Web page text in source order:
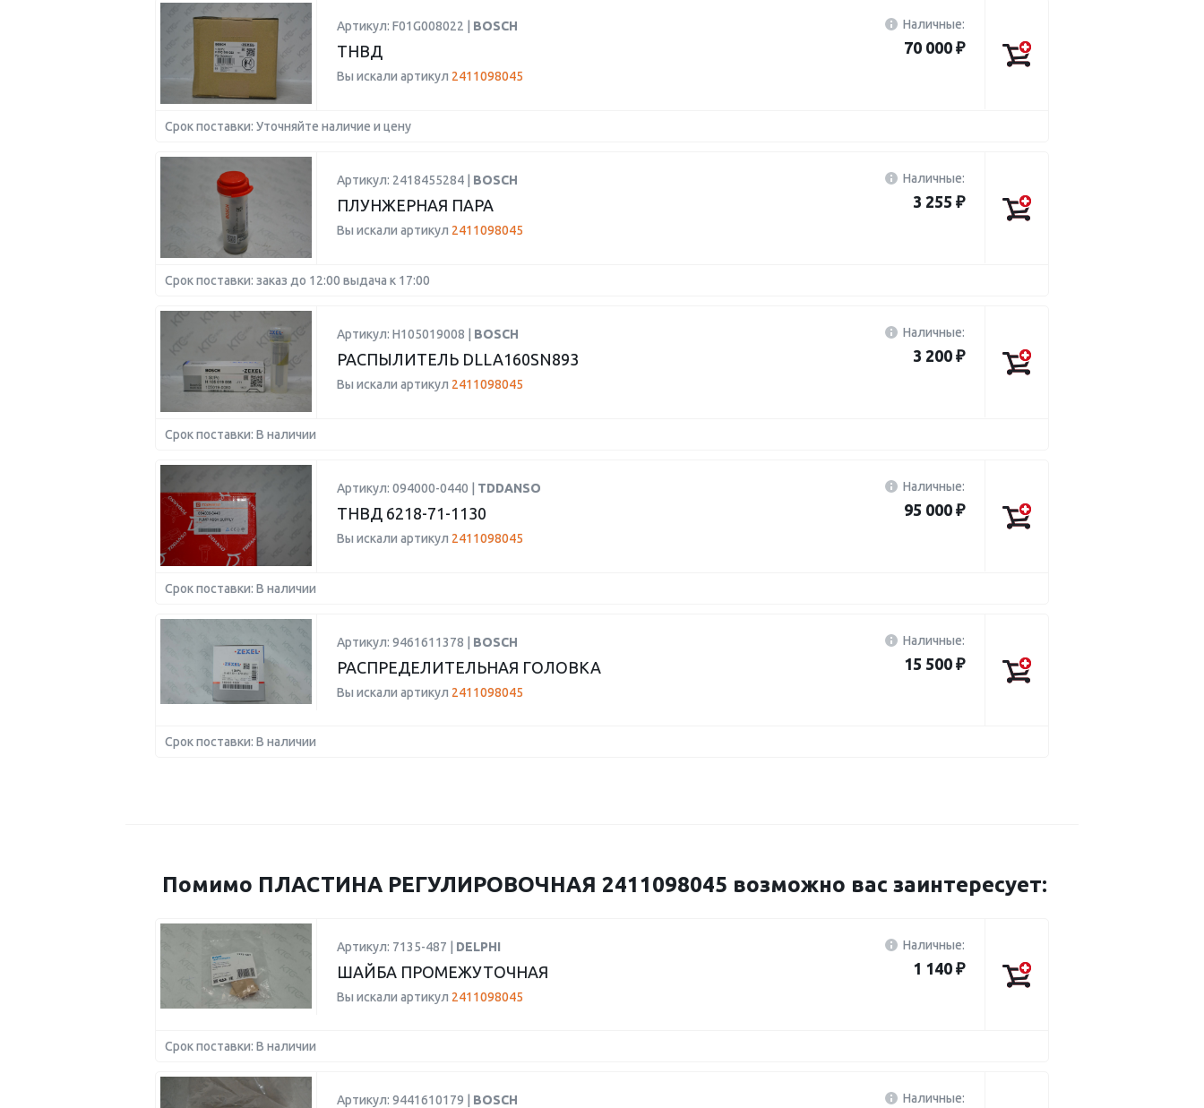
Артикул: F01G008022 | BOSCH
ТНВД
Вы искали артикул 2411098045
Наличные:
70 000 ₽
Срок поставки: Уточняйте наличие и цену
Артикул: 2418455284 | BOSCH
ПЛУНЖЕРНАЯ ПАРА
Вы искали артикул 2411098045
Наличные:
3 255 ₽
Срок поставки: заказ до 12:00 выдача к 17:00
Артикул: H105019008 | BOSCH
РАСПЫЛИТЕЛЬ DLLA160SN893
Вы искали артикул 2411098045
Наличные:
3 200 ₽
Срок поставки: В наличии
Артикул: 094000-0440 | TDDANSO
ТНВД 6218-71-1130
Вы искали артикул 2411098045
Наличные:
95 000 ₽
Срок поставки: В наличии
Артикул: 9461611378 | BOSCH
РАСПРЕДЕЛИТЕЛЬНАЯ ГОЛОВКА
Вы искали артикул 2411098045
Наличные:
15 500 ₽
Срок поставки: В наличии
Помимо ПЛАСТИНА РЕГУЛИРОВОЧНАЯ 2411098045 возможно вас заинтересует:
Артикул: 7135-487 | DELPHI
ШАЙБА ПРОМЕЖУТОЧНАЯ
Вы искали артикул 2411098045
Наличные:
1 140 ₽
Срок поставки: В наличии
Артикул: 9441610179 | BOSCH Наличные: